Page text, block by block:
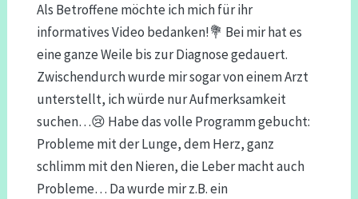
Als Betroffene möchte ich mich für ihr
informatives Video bedanken!💐 Bei mir hat es
eine ganze Weile bis zur Diagnose gedauert.
Zwischendurch wurde mir sogar von einem Arzt
unterstellt, ich würde nur Aufmerksamkeit
suchen…😢 Habe das volle Programm gebucht:
Probleme mit der Lunge, dem Herz, ganz
schlimm mit den Nieren, die Leber macht auch
Probleme… Da wurde mir z.B. ein